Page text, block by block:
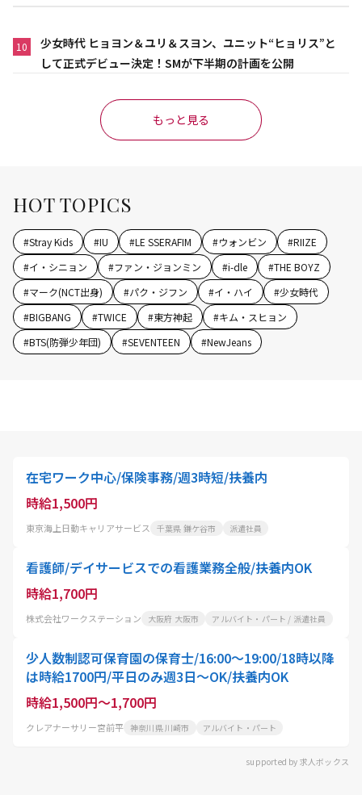
10
少女時代 ヒョヨン＆ユリ＆スヨン、ユニット“ヒョリス”と
して正式デビュー決定！SMが下半期の計画を公開
もっと見る
HOT TOPICS
#Stray Kids #IU #LE SSERAFIM #ウォンビン #RIIZE
#イ・シニョン #ファン・ジョンミン #i-dle #THE BOYZ
#マーク(NCT出身) #パク・ジフン #イ・ハイ #少女時代
#BIGBANG #TWICE #東方神起 #キム・スヒョン
#BTS(防弾少年団) #SEVENTEEN #NewJeans
在宅ワーク中心/保険事務/週3時短/扶養内
時給1,500円
東京海上日動キャリアサービス 千葉県 鎌ケ谷市 派遣社員
看護師/デイサービスでの看護業務全般/扶養内OK
時給1,700円
株式会社ワークステーション 大阪府 大阪市 アルバイト・パート / 派遣社員
少人数制認可保育園の保育士/16:00～19:00/18時以降
は時給1700円/平日のみ週3日～OK/扶養内OK
時給1,500円～1,700円
クレアナーサリー宮前平 神奈川県 川崎市 アルバイト・パート
supported by 求人ボックス